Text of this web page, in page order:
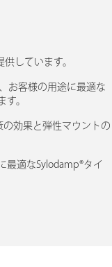
しています。
お客様の用途に最適な
す。
の効果と弾性マウントの
最適なSylodamp®タイ